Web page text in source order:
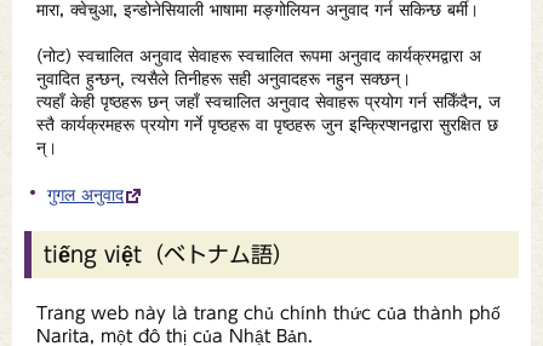
मारा, क्वेचुआ, इन्डोनेसियाली भाषामा मङ्गोलियन अनुवाद गर्न सकिन्छ बर्मी।
(नोट) स्वचालित अनुवाद सेवाहरू स्वचालित रूपमा अनुवाद कार्यक्रमद्वारा अ
नुवादित हुन्छन्, त्यसैले तिनीहरू सही अनुवादहरू नहुन सक्छन्।
त्यहाँ केही पृष्ठहरू छन् जहाँ स्वचालित अनुवाद सेवाहरू प्रयोग गर्न सकिँदैन, ज
स्तै कार्यक्रमहरू प्रयोग गर्ने पृष्ठहरू वा पृष्ठहरू जुन इन्क्रिप्शनद्वारा सुरक्षित छ
न्।
गुगल अनुवाद
tiếng việt（ベトナム語）
Trang web này là trang chủ chính thức của thành phố
Narita, một đô thị của Nhật Bản.